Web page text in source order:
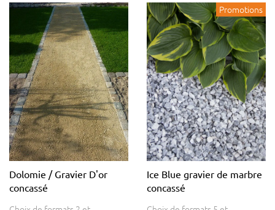
Dolomie / Gravier D'or
concassé
Promotions
Ice Blue gravier de marbre
concassé